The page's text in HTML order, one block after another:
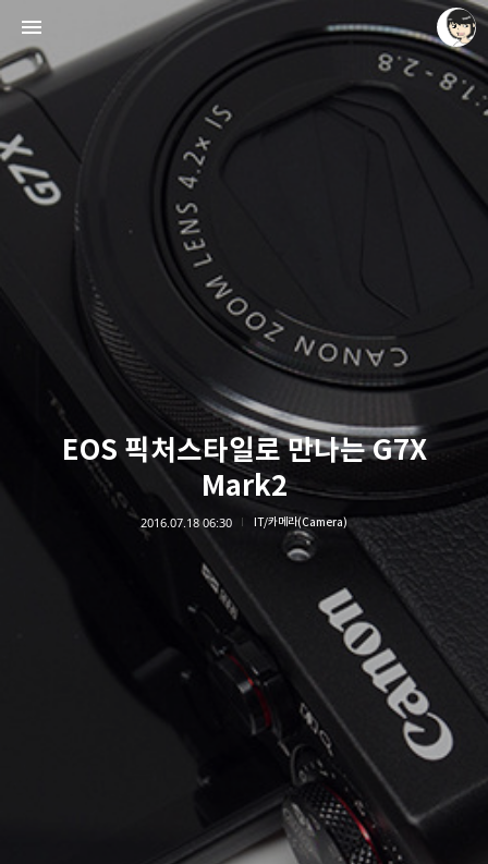
EOS 픽처스타일로 만나는 G7X
Mark2
2016.07.18 06:30 IT/카메라(Camera)